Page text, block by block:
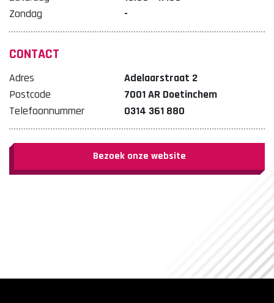
Zondag
-
CONTACT
Adres
Adelaarstraat 2
Postcode
7001 AR Doetinchem
Telefoonnummer
0314 361 880
Bezoek onze website